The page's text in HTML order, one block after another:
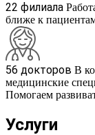
22 филиала
ближе к
56 докторов В
медицинские
Помогаем
Услуги